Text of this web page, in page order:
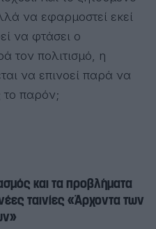
να εφαρμοστεί εκεί
να φτάσει ο
τον πολιτισμό, η
να επινοεί παρά να
το παρόν;
και τα προβλήματα
ταινίες «Άρχοντα των